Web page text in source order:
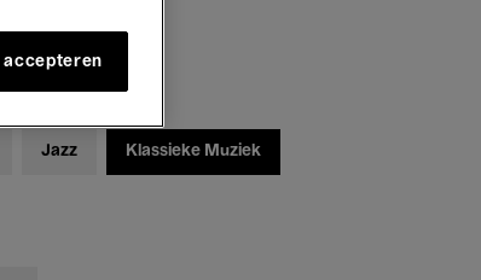
Jazz Klassieke Muziek
accepteren